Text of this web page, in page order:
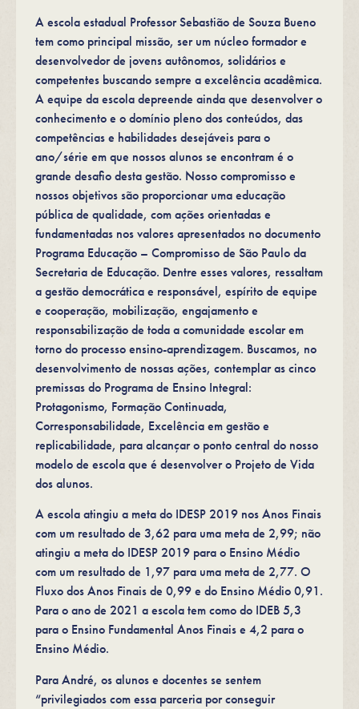
A escola estadual Professor Sebastião de Souza Bueno
tem como principal missão, ser um núcleo formador e
desenvolvedor de jovens autônomos, solidários e
competentes buscando sempre a excelência acadêmica.
A equipe da escola depreende ainda que desenvolver o
conhecimento e o domínio pleno dos conteúdos, das
competências e habilidades desejáveis para o
ano/série em que nossos alunos se encontram é o
grande desafio desta gestão. Nosso compromisso e
nossos objetivos são proporcionar uma educação
pública de qualidade, com ações orientadas e
fundamentadas nos valores apresentados no documento
Programa Educação – Compromisso de São Paulo da
Secretaria de Educação. Dentre esses valores, ressaltam
a gestão democrática e responsável, espírito de equipe
e cooperação, mobilização, engajamento e
responsabilização de toda a comunidade escolar em
torno do processo ensino-aprendizagem. Buscamos, no
desenvolvimento de nossas ações, contemplar as cinco
premissas do Programa de Ensino Integral:
Protagonismo, Formação Continuada,
Corresponsabilidade, Excelência em gestão e
replicabilidade, para alcançar o ponto central do nosso
modelo de escola que é desenvolver o Projeto de Vida
dos alunos.
A escola atingiu a meta do IDESP 2019 nos Anos Finais
com um resultado de 3,62 para uma meta de 2,99; não
atingiu a meta do IDESP 2019 para o Ensino Médio
com um resultado de 1,97 para uma meta de 2,77. O
Fluxo dos Anos Finais de 0,99 e do Ensino Médio 0,91.
Para o ano de 2021 a escola tem como do IDEB 5,3
para o Ensino Fundamental Anos Finais e 4,2 para o
Ensino Médio.
Para André, os alunos e docentes se sentem
“privilegiados com essa parceria por conseguir